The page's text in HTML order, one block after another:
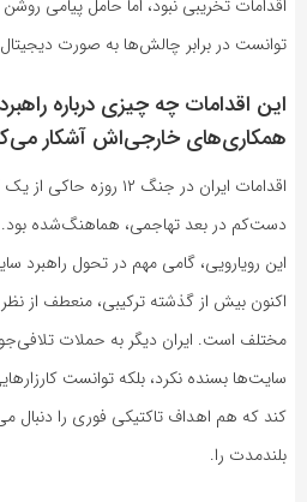
اقدامات تخریبی نبود، اما حامل پیامی
توانست در برابر چالش‌ها به صورت
این اقدامات چه چیزی درباره
همکاری‌های خارجی‌اش آشکار
اقدامات ایران در جنگ ۱۲
دست‌کم در بعد تهاجمی، هماهنگ‌شده بود.
این رویارویی، گامی مهم در تحول راهبرد
اکنون بیش از گذشته ترکیبی، منعطف از
مختلف است. ایران دیگر به حملات
سایت‌ها بسنده نکرد، بلکه توانست
کند که هم اهداف تاکتیکی فوری را دنبال
بلندمدت را.